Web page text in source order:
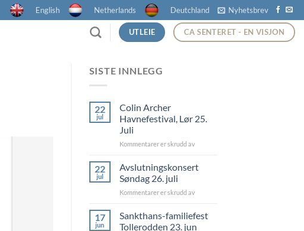
English Netherlands Deutchland Nyhetsbrev
UTLEIE CA SENTERET - EN VISJON
SISTE INNLEGG
22
jul
Colin Archer
Havnefestival, Lør 25.
Juli
Kommentarer er skrudd avfor
Archer
Havnefestival,
25.
22
jul
Avslutningskonsert
Søndag 26. juli
Kommentarer er skrudd avfor
Søndag
26.
17
jun
Sankthans-familiefest
Tollerodden 23. jun